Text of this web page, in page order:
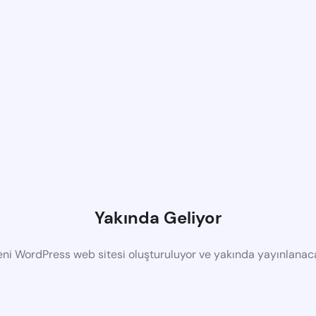
Yakında Geliyor
WordPress web sitesi oluşturuluyor ve yakında